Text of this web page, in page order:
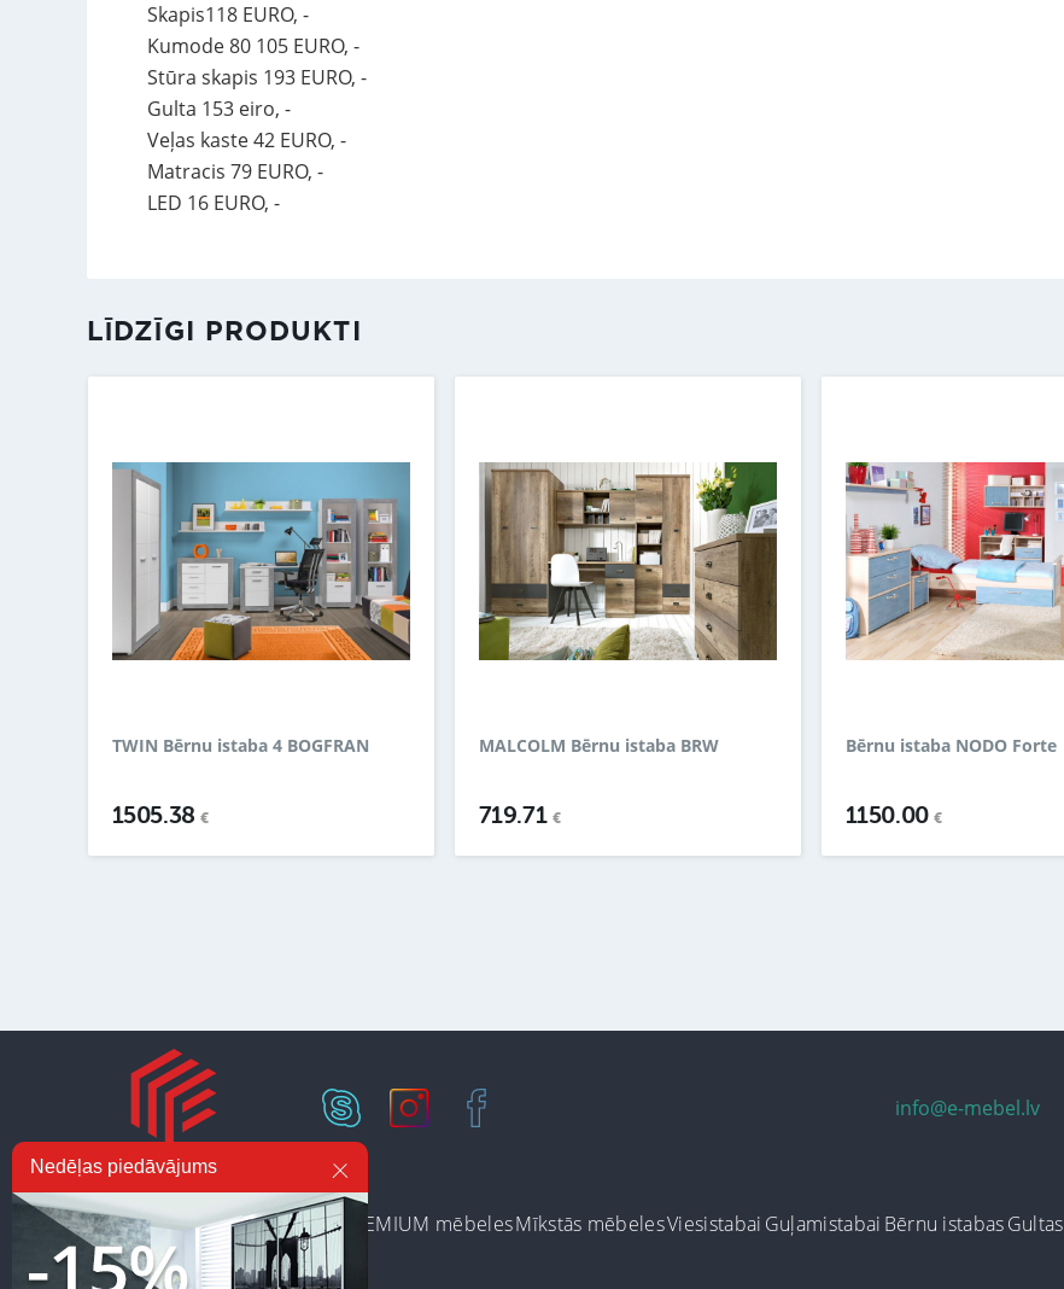
Skapis118 EURO, -
Kumode 80 105 EURO, -
Stūra skapis 193 EURO, -
Gulta 153 eiro, -
Veļas kaste 42 EURO, -
Matracis 79 EURO, -
LED 16 EURO, -
LĪDZĪGI PRODUKTI
TWIN Bērnu istaba 4 BOGFRAN
1505.38€
MALCOLM Bērnu istaba BRW
719.71 €
Bērnu istaba NODO Forte
1150.00€
info@e-mebel.lv
Ir noliktavāPreču kategorijasPREMIUM mēbelesMīkstās mēbelesViesistabai Guļamistabai Bērnu istabasGultas
Nedēļas piedāvājums